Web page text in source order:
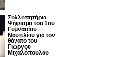
Συλλυπητήριο
Ψήφισμα του 1ου
Γυμνασίου
Ναυπλίου για τον
θάνατο του
Γιώργου
Μιχαλόπουλου